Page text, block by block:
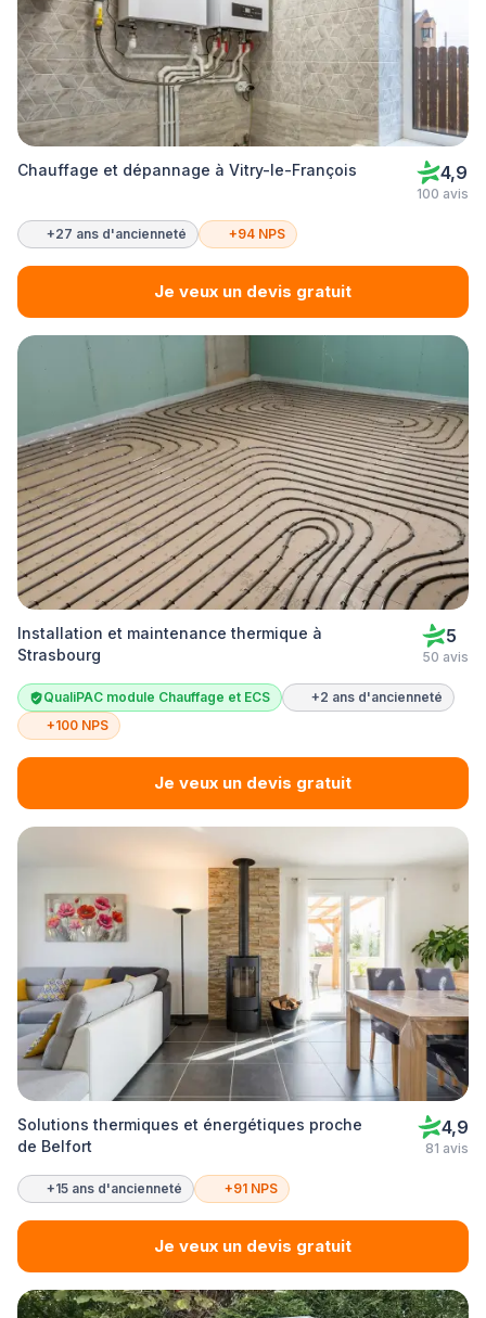
Chauffage et dépannage à Vitry-le-François 4,9
100 avis
+27 ans d'ancienneté +94 NPS
Je veux un devis gratuit
Installation et maintenance thermique à
Strasbourg
5
50 avis
QualiPAC module Chauffage et ECS
+2 ans d'ancienneté
+100 NPS
Je veux un devis gratuit
Solutions thermiques et énergétiques proche
de Belfort
4,9
81 avis
+15 ans d'ancienneté +91 NPS
Je veux un devis gratuit